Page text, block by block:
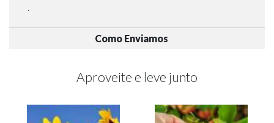
.
Como Enviamos
Aproveite e leve junto